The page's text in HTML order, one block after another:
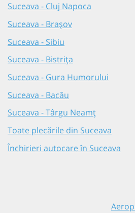
Suceava - Cluj Napoca
Suceava - Brașov
Suceava - Sibiu
Suceava - Bistrița
Suceava - Gura Humorului
Suceava - Bacău
Suceava - Târgu Neamț
Toate plecările din Suceava
Închirieri autocare în Suceava